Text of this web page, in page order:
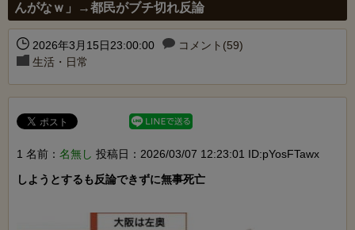
んがなｗ」→都民がブチ切れ反論
2026年3月15日23:00:00
コメント(59)
生活・日常
1 名前： 名無し 投稿日：2026/03/07 12:23:01 ID:pYosFTawx
しようとするも反論できずに無事死亡